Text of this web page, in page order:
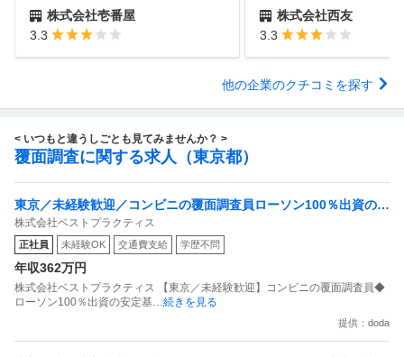
株式会社壱番屋
3.3
株式会社西友
3.3
他の企業のクチコミを探す
< いつもと違うしごとも見てみませんか？ >
覆面調査に関する求人（東京都）
東京／未経験歓迎／コンビニの覆面調査員ローソン100％出資の安
定基盤／月５日在宅／残業月10時間
株式会社ベストプラクティス
正社員 未経験OK 交通費支給 学歴不問
年収362万円
株式会社ベストプラクティス 【東京／未経験歓迎】コンビニの覆面調査員◆
ローソン100％出資の安定基 …続きを見る
提供：doda